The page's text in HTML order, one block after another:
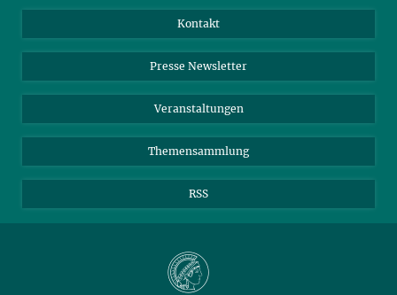
TikTok
Instagram
YouTube
Kontakt
Presse Newsletter
Veranstaltungen
Themensammlung
RSS